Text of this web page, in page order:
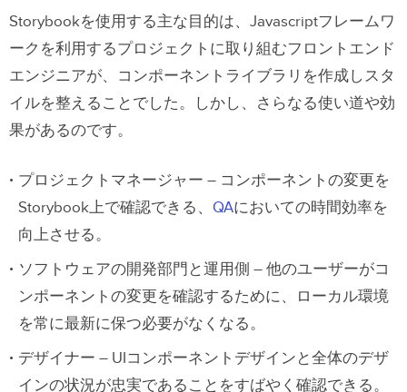
Storybookを使用する主な目的は、Javascriptフレームワ
ークを利用するプロジェクトに取り組むフロントエンド
エンジニアが、コンポーネントライブラリを作成しスタ
イルを整えることでした。しかし、さらなる使い道や効
果があるのです。
プロジェクトマネージャー – コンポーネントの変更を
Storybook上で確認できる、 QAにおいての時間効率を
向上させる。
ソフトウェアの開発部門と運用側 – 他のユーザーがコ
ンポーネントの変更を確認するために、ローカル環境
を常に最新に保つ必要がなくなる。
デザイナー – UIコンポーネントデザインと全体のデザ
インの状況が忠実であることをすばやく確認できる。